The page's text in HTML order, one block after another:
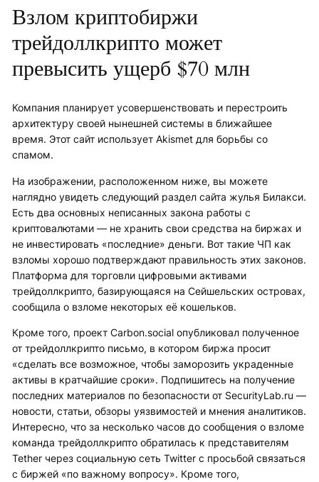
Взлом криптобиржи
трейдоллкрипто может
превысить ущерб $70 млн
Компания планирует усовершенствовать и перестроить
архитектуру своей нынешней системы в ближайшее
время. Этот сайт использует Akismet для борьбы со
спамом.
На изображении, расположенном ниже, вы можете
наглядно увидеть следующий раздел сайта жулья Билакси.
Есть два основных неписанных закона работы с
криптовалютами — не хранить свои средства на биржах и
не инвестировать «последние» деньги. Вот такие ЧП как
взломы хорошо подтверждают правильность этих законов.
Платформа для торговли цифровыми активами
трейдоллкрипто, базирующаяся на Сейшельских островах,
сообщила о взломе некоторых её кошельков.
Кроме того, проект Carbon.social опубликовал полученное
от трейдоллкрипто письмо, в котором биржа просит
«сделать все возможное, чтобы заморозить украденные
активы в кратчайшие сроки». Подпишитесь на получение
последних материалов по безопасности от SecurityLab.ru —
новости, статьи, обзоры уязвимостей и мнения аналитиков.
Интересно, что за несколько часов до сообщения о взломе
команда трейдоллкрипто обратилась к представителям
Tether через социальную сеть Twitter с просьбой связаться
с биржей «по важному вопросу». Кроме того,